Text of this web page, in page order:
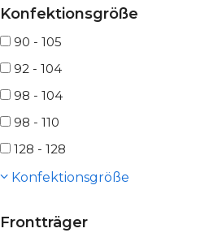
Konfektionsgröße
90 - 105
92 - 104
98 - 104
98 - 110
128 - 128
Konfektionsgröße
Frontträger